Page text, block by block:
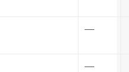
—
—